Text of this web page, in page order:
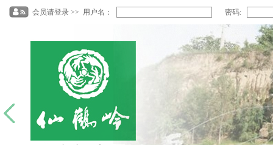
会员请登录 >> 用户名： 密码: